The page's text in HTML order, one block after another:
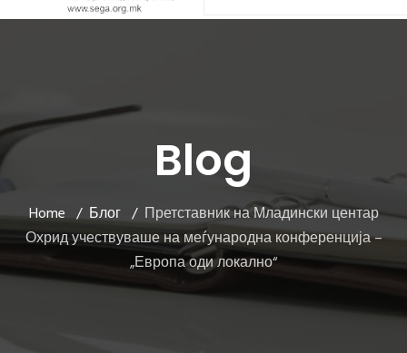
Blog
Home Блог
Претставник на Младински центар
Охрид учествуваше на меѓународна конференција –
„Европа оди локално“